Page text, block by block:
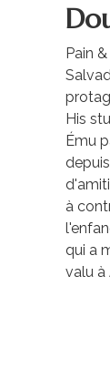
Pain
His
Ému
à
qui a
valu à